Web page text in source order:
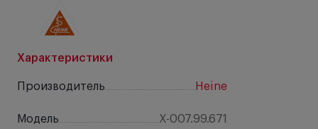
Характеристики
Производитель Heine
Модель X-007.99.671